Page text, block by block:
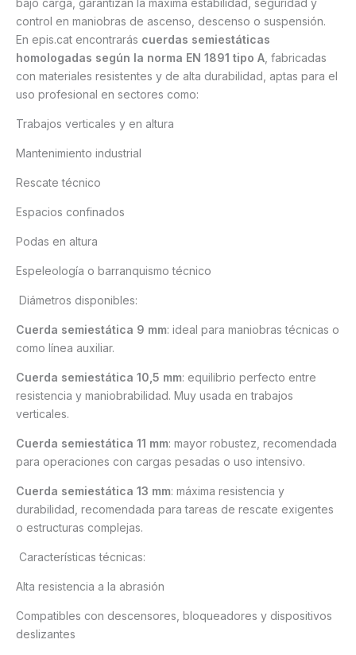
bajo carga, garantizan la máxima estabilidad, seguridad y
control en maniobras de ascenso, descenso o suspensión.
En epis.cat encontrarás cuerdas semiestáticas
homologadas según la norma EN 1891 tipo A , fabricadas
con materiales resistentes y de alta durabilidad, aptas para el
uso profesional en sectores como:
Trabajos verticales y en altura
Mantenimiento industrial
Rescate técnico
Espacios confinados
Podas en altura
Espeleología o barranquismo técnico
Diámetros disponibles:
Cuerda semiestática 9 mm: ideal para maniobras técnicas o
como línea auxiliar.
Cuerda semiestática 10,5 mm: equilibrio perfecto entre
resistencia y maniobrabilidad. Muy usada en trabajos
verticales.
Cuerda semiestática 11 mm: mayor robustez, recomendada
para operaciones con cargas pesadas o uso intensivo.
Cuerda semiestática 13 mm: máxima resistencia y
durabilidad, recomendada para tareas de rescate exigentes
o estructuras complejas.
Características técnicas:
Alta resistencia a la abrasión
Compatibles con descensores, bloqueadores y dispositivos
deslizantes